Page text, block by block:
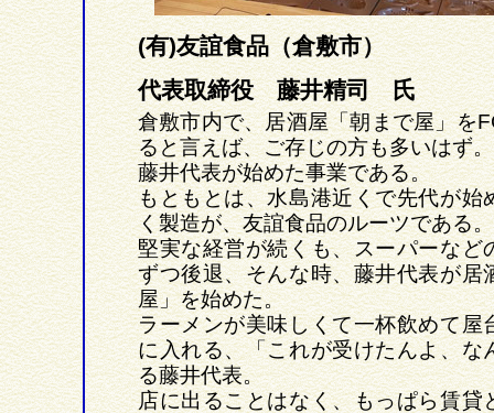
(有)友誼食品（倉敷市）
代表取締役 藤井精司 氏
倉敷市内で、居酒屋「朝まで屋」を
ると言えば、ご存じの方も多いはず。
藤井代表が始めた事業である。
もともとは、水島港近くで先代が始
く製造が、友誼食品のルーツである。
堅実な経営が続くも、スーパーなど
ずつ後退、そんな時、藤井代表が居
屋」を始めた。
ラーメンが美味しくて一杯飲めて屋
に入れる、「これが受けたんよ、な
る藤井代表。
店に出ることはなく、もっぱら賃貸